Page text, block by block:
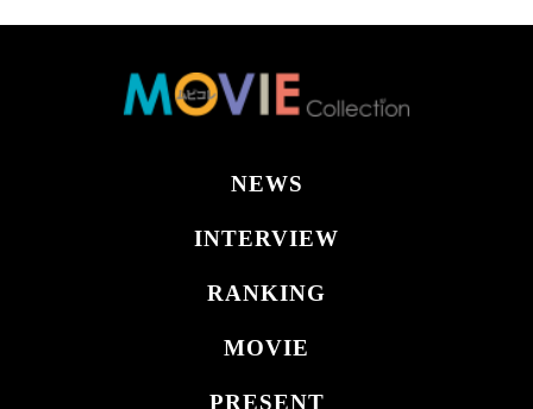
NEWS
INTERVIEW
RANKING
MOVIE
PRESENT